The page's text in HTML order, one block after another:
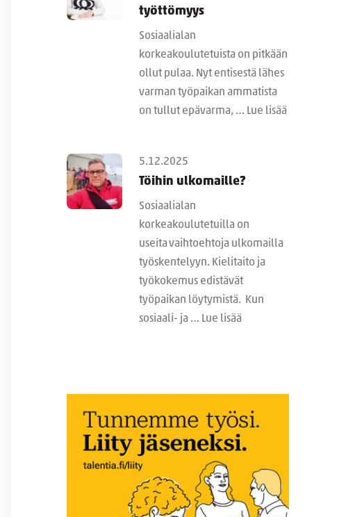
työttömyys
Sosiaalialan
korkeakoulutetuista on pitkään
ollut pulaa. Nyt entisestä lähes
varman työpaikan ammatista
on tullut epävarma, … Lue lisää
5.12.2025
Töihin ulkomaille?
Sosiaalialan
korkeakoulutetuilla on
useita vaihtoehtoja ulkomailla
työskentelyyn. Kielitaito ja
työkokemus edistävät
työpaikan löytymistä. Kun
sosiaali- ja … Lue lisää